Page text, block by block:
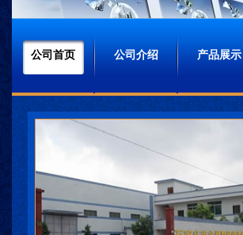
公司首页 公司介绍 产品展示